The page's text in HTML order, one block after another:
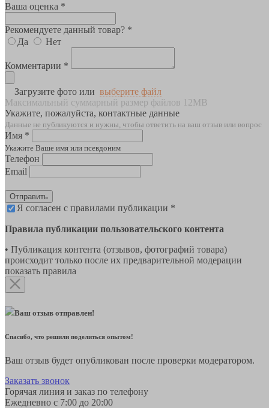
Ваша оценка *
Рекомендуете данный товар? *
Да
Нет
Комментарии *
Загрузите фото или выберите файл
Максимальный суммарный размер файлов 12MB
Укажите, пожалуйста, контактные данные
Данные не публикуются и нужны, чтобы ответить на ваш отзыв или вопрос
Имя *
Укажите Ваше имя или псевдоним
Телефон
Email
Отправить
Я согласен с правилами публикации *
Правила публикации пользовательского контента
• Публикация контента (отзывов, фотографий товара)
происходит только после их предварительной модерации
показать правила
Ваш отзыв отправлен!
Спасибо, что решили поделиться опытом!
Ваш отзыв будет опубликован после проверки модератором.
Заказать звонок
Горячая линия и заказ по телефону
Ежедневно с 7:00 до 20:00